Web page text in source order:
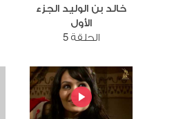
خالد بن الوليد الجزء
الأول
الحلقة 5